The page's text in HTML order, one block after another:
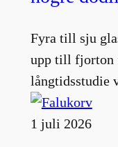
Fyra till sju
upp till fjorton
långtidsstudie
1 juli 2026